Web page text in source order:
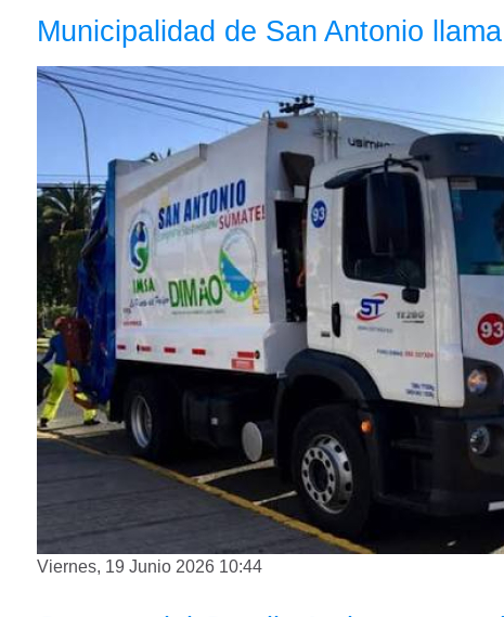
Municipalidad de San Antonio
Viernes, 19 Junio 2026 10:44